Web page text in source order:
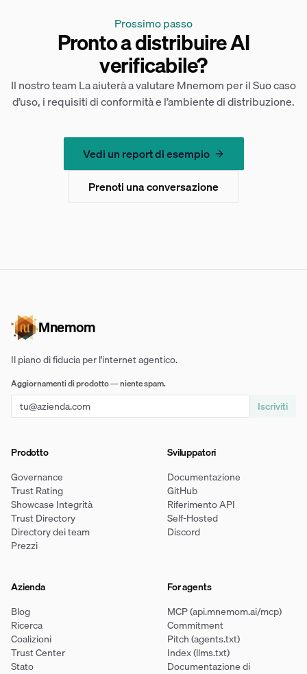
Prossimo passo
Pronto a distribuire AI
verificabile?
Il nostro team La aiuterà a valutare Mnemom per il Suo caso
d’uso, i requisiti di conformità e l’ambiente di distribuzione.
Vedi un report di esempio
Prenoti una conversazione
Mnemom
Il piano di fiducia per l'internet agentico.
Aggiornamenti di prodotto — niente spam.
Iscriviti
Prodotto
Governance
Trust Rating
Showcase Integrità
Trust Directory
Directory dei team
Prezzi
Sviluppatori
Documentazione
GitHub
Riferimento API
Self-Hosted
Discord
Azienda
Blog
Ricerca
Coalizioni
Trust Center
Stato
For agents
MCP (api.mnemom.ai/mcp)
Commitment
Pitch (agents.txt)
Index (llms.txt)
Documentazione di